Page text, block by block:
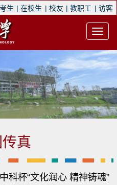
考生 | 在校生 | 校友 | 教职工 | 访客
真
科杯“文化润心 精神铸魂”